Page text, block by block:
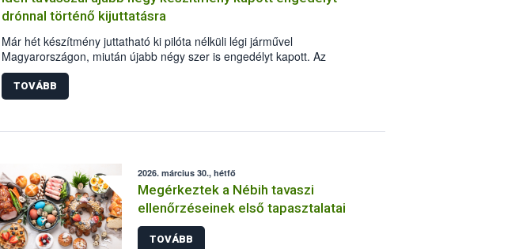
drónnal történő kijuttatásra
Már hét készítmény juttatható ki pilóta nélküli légi járművel
Magyarországon, miután újabb négy szer is engedélyt kapott. Az
engedélyezett készítmények körének bővülése jelentős előrelépést
jelent a drónos növényvédelem gyakorlati alkalmazásában. Ugyanakkor
a technológia használata továbbra is szigorú feltételekhez kötött, ezért
maradéktalan betartása minden felhasználó részéről.
TOVÁBB
2026. március 30., hétfő
Megérkeztek a Nébih tavaszi
ellenőrzéseinek első tapasztalatai
TOVÁBB